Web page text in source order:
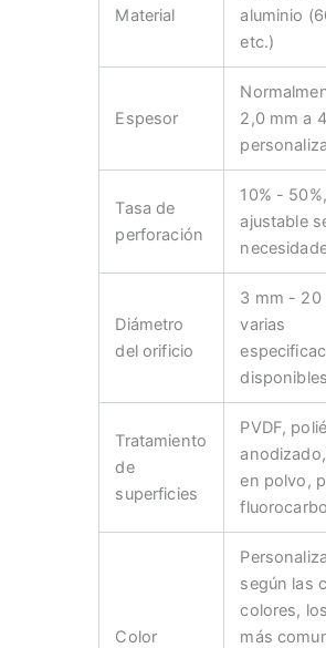
Material
aluminio
etc.)
Espesor
2,0 mm a
Tasa de
perforación
10% - 50%,
ajustable
Diámetro
del orificio
3 mm - 20
varias
Tratamiento
de
superficies
PVDF,
en polvo,
Color
según las
colores,
más